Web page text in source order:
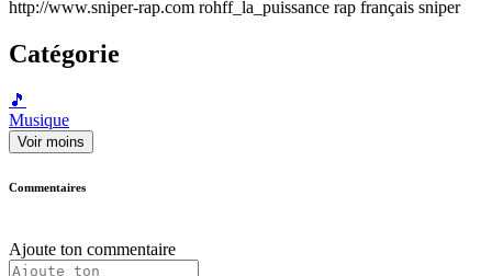
http://www.sniper-rap.com rohff_la_puissance rap français sniper
Catégorie
🎵
Musique
Voir moins
Commentaires
Ajoute ton commentaire